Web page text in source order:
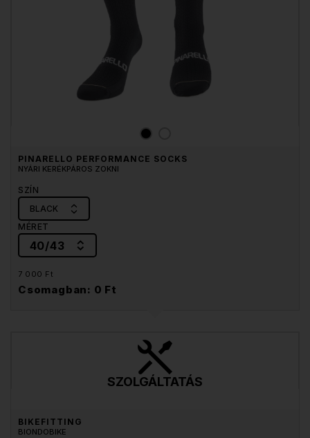
PINARELLO PERFORMANCE SOCKS
NYÁRI KERÉKPÁROS ZOKNI
SZÍN
BLACK
MÉRET
40/43
7 000 Ft
Csomagban: 0 Ft
SZOLGÁLTATÁS
BIKEFITTING
BIONDOBIKE